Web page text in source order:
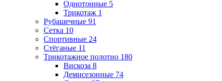
Однотонные 5
Трикотаж 1
Рубашечные 91
Сетка 10
Спортивные 24
Стёганые 11
Трикотажное полотно 180
Вискоза 8
Демисезонные 74